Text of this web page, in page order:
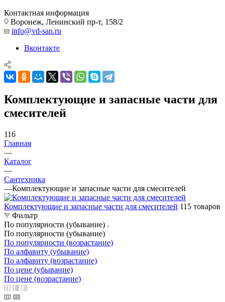
Контактная информация
Воронеж, Ленинский пр-т, 158/2
info@vd-san.ru
Вконтакте
Комплектующие и запасные части для
смесителей
116
Главная
—
Каталог
—
Сантехника
—Комплектующие и запасные части для смесителей
Комплектующие и запасные части для смесителей 115 товаров
Фильтр
По популярности (убывание)
По популярности (убывание)
По популярности (возрастание)
По алфавиту (убывание)
По алфавиту (возрастание)
По цене (убывание)
По цене (возрастание)